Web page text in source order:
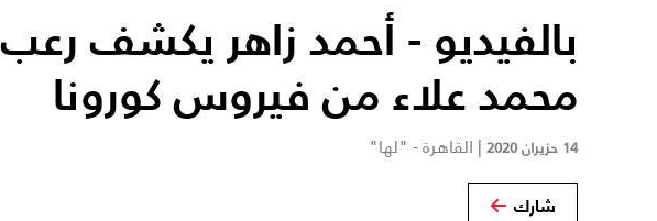
بالفيديو - أحمد زاهر يكشف رعب
محمد علاء من فيروس كورونا
14 حزيران 2020 | القاهرة - "لها"
شارك